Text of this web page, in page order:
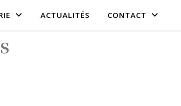
ACTUALITÉS CONTACT